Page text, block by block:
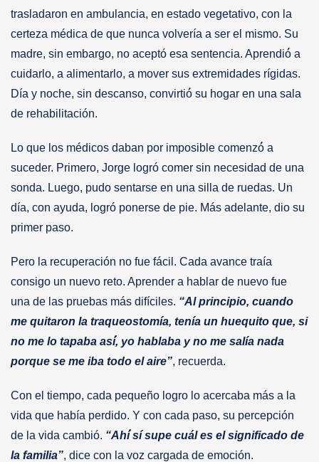
trasladaron en ambulancia, en estado vegetativo, con la
certeza médica de que nunca volvería a ser el mismo. Su
madre, sin embargo, no aceptó esa sentencia. Aprendió́ a
cuidarlo, a alimentarlo, a mover sus extremidades rígidas.
Día y noche, sin descanso, convirtió́ su hogar en una sala
de rehabilitación.
Lo que los médicos daban por imposible comenzó́ a
suceder. Primero, Jorge logró comer sin necesidad de una
sonda. Luego, pudo sentarse en una silla de ruedas. Un
día, con ayuda, logró ponerse de pie. Más adelante, dio su
primer paso.
Pero la recuperación no fue fácil. Cada avance traía
consigo un nuevo reto. Aprender a hablar de nuevo fue
una de las pruebas más difíciles. “Al principio, cuando
me quitaron la traqueostomía, tenía un huequito que, si
no me lo tapaba así́, yo hablaba y no me salía nada
porque se me iba todo el aire”, recuerda.
Con el tiempo, cada pequeño logro lo acercaba más a la
vida que había perdido. Y con cada paso, su percepción
de la vida cambió. “Ahí́ sí supe cuál es el significado de
la familia”, dice con la voz cargada de emoción.